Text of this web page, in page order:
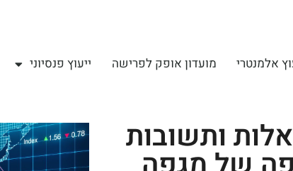
אלמנטרי מועדון אופק לפרישה ייעוץ פנסיוני
ותשובות